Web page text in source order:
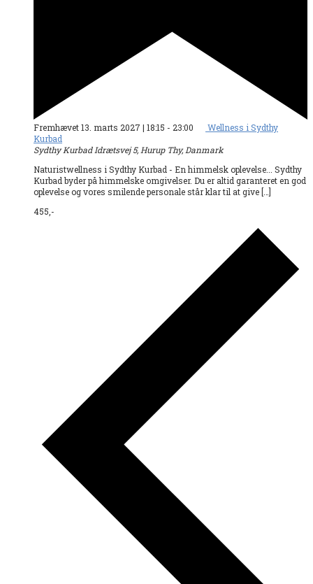
Fremhævet13. marts 2027 | 18:15 - 23:00
Wellness i Sydthy
Kurbad
Sydthy KurbadIdrætsvej 5, Hurup Thy, Danmark
Naturistwellness i Sydthy Kurbad - En himmelsk oplevelse... Sydthy
Kurbad byder på himmelske omgivelser. Du er altid garanteret en god
oplevelse og vores smilende personale står klar til at give […]
455,-